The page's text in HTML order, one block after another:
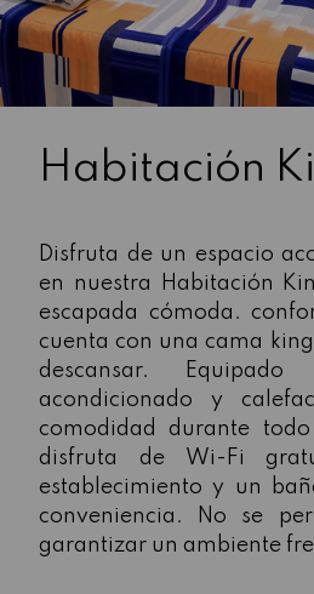
Habitación
Disfruta de un espacio
en nuestra Habitación
escapada cómoda.
cuenta con una cama
descansar.
acondicionado y
comodidad durante
disfruta de Wi-Fi
establecimiento y un
conveniencia. No se
garantizar un ambiente